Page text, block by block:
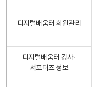
디지털배움터 회원관리
디지털배움터 강사·
서포터즈 정보